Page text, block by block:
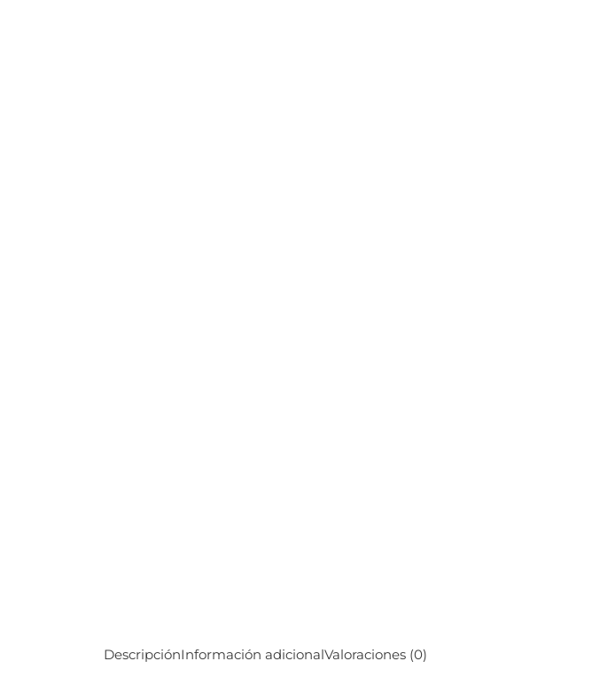
DescripciónInformación adicionalValoraciones (0)